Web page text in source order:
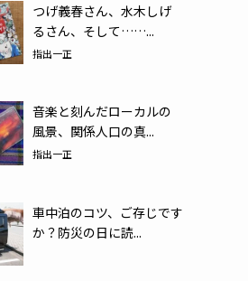
つげ義春さん、水木しげ
るさん、そして……...
指出一正
音楽と刻んだローカルの
風景、関係人口の真...
指出一正
車中泊のコツ、ご存じです
か？防災の日に読...